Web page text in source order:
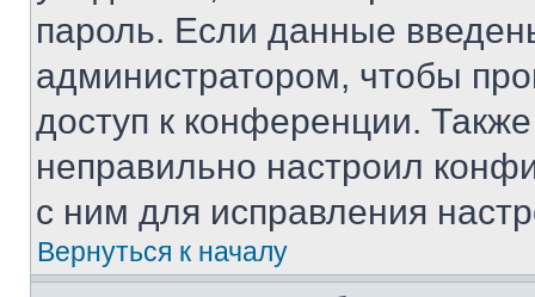
пароль. Если данные
администратором, чтобы
доступ к конференции.
неправильно настроил
с ним для исправления
Вернуться к началу